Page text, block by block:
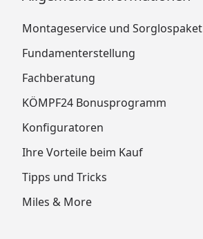
Montageservice und Sorglospaket
Fundamenterstellung
Fachberatung
KÖMPF24 Bonusprogramm
Konfiguratoren
Ihre Vorteile beim Kauf
Tipps und Tricks
Miles & More